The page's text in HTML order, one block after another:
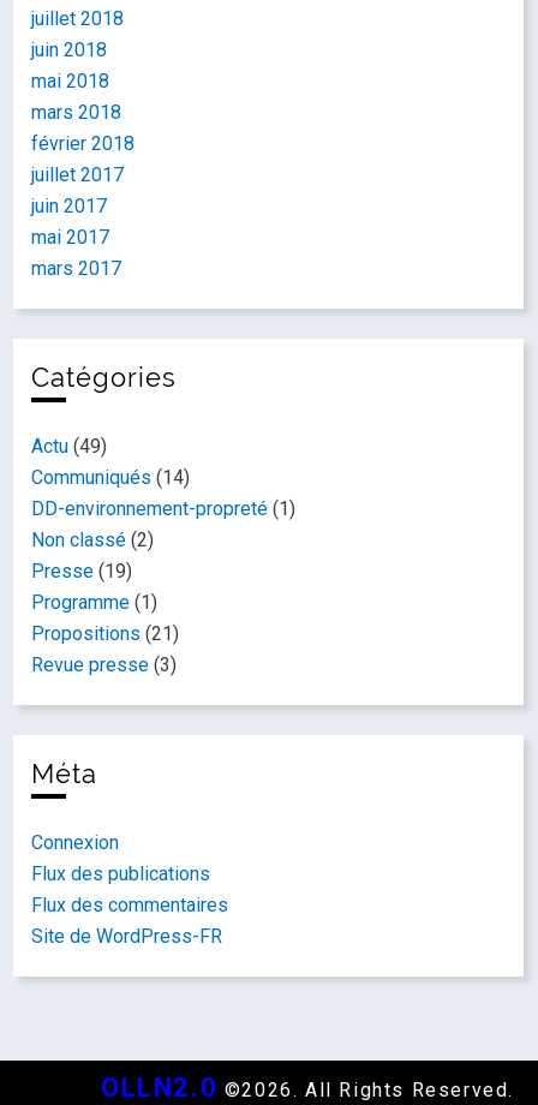
juillet 2018
juin 2018
mai 2018
mars 2018
février 2018
juillet 2017
juin 2017
mai 2017
mars 2017
Catégories
Actu (49)
Communiqués (14)
DD-environnement-propreté (1)
Non classé (2)
Presse (19)
Programme (1)
Propositions (21)
Revue presse (3)
Méta
Connexion
Flux des publications
Flux des commentaires
Site de WordPress-FR
OLLN2.0 ©2026. All Rights Reserved.